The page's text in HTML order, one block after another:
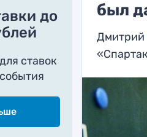
до
ставок
был
Дмитрий